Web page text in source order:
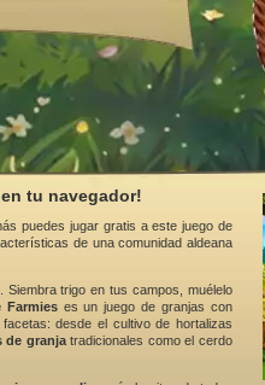
tu navegador!
puedes jugar gratis a este juego de
de una comunidad aldeana
trigo en tus campos, muélelo
Farmieses un juego de granjas con
desde el cultivo de hortalizas
de granjatradicionales como el cerdo